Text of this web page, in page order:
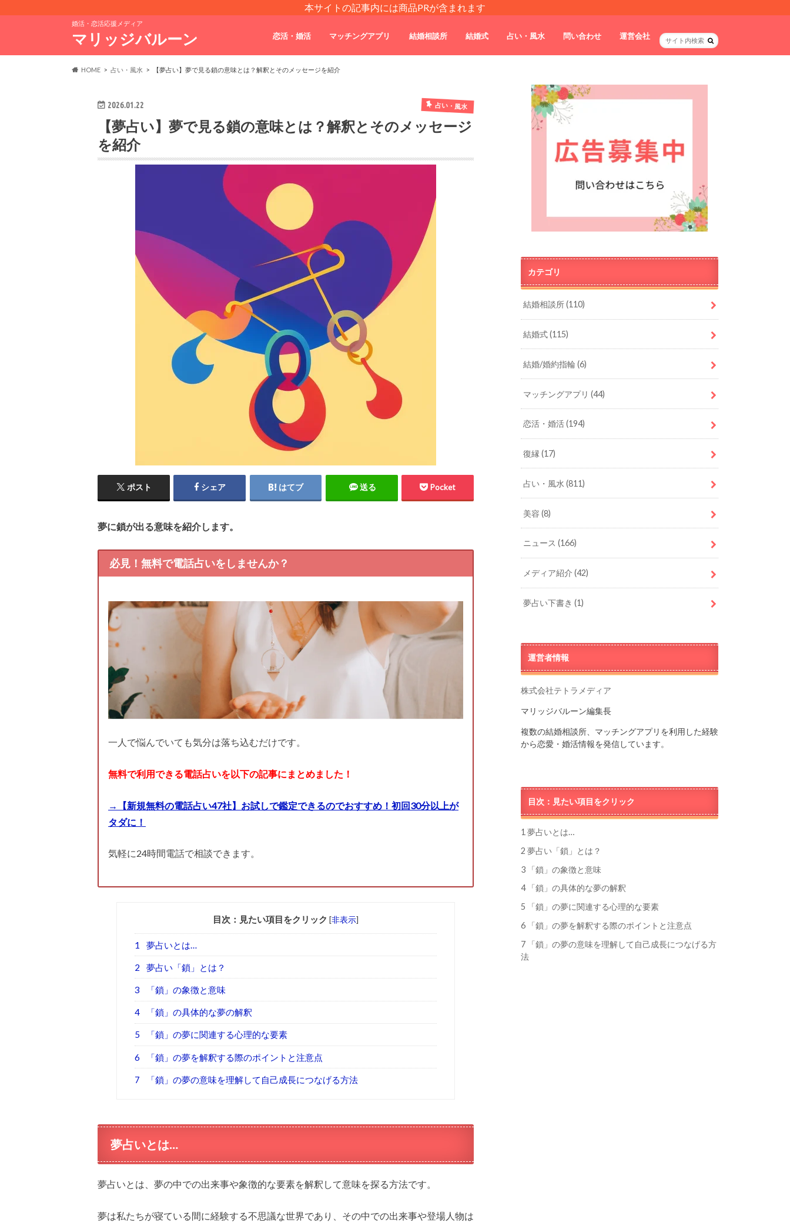
本サイトの記事内には商品PRが含まれます
婚活・恋活応援メディア
マリッジバルーン 恋活・婚活 マッチングアプリ 結婚相談所 結婚式 占い・風水 問い合わせ 運営会社
HOME 占い・風水 【夢占い】夢で見る鎖の意味とは？解釈とそのメッセージを紹介
2026.01.22 占い・風水
【夢占い】夢で見る鎖の意味とは？解釈とそのメッセージ
を紹介
ポスト シェア はてブ 送る Pocket
夢に鎖が出る意味を紹介します。
必見！無料で電話占いをしませんか？
一人で悩んでいても気分は落ち込むだけです。
無料で利用できる電話占いを以下の記事にまとめました！
→【新規無料の電話占い47社】お試しで鑑定できるのでおすすめ！初回30分以上が
タダに！
気軽に24時間電話で相談できます。
目次：見たい項目をクリック [非表示]
1 夢占いとは…
2 夢占い「鎖」とは？
3 「鎖」の象徴と意味
4 「鎖」の具体的な夢の解釈
5 「鎖」の夢に関連する心理的な要素
6 「鎖」の夢を解釈する際のポイントと注意点
7 「鎖」の夢の意味を理解して自己成長につなげる方法
夢占いとは…
夢占いとは、夢の中での出来事や象徴的な要素を解釈して意味を探る方法です。
夢は私たちが寝ている間に経験する不思議な世界であり、その中での出来事や登場人物は
カテゴリ
結婚相談所(110)
結婚式(115)
結婚/婚約指輪(6)
マッチングアプリ(44)
恋活・婚活(194)
復縁(17)
占い・風水(811)
美容(8)
ニュース(166)
メディア紹介(42)
夢占い下書き(1)
運営者情報
株式会社テトラメディア
マリッジバルーン編集長
複数の結婚相談所、マッチングアプリを利用した経験
から恋愛・婚活情報を発信しています。
目次：見たい項目をクリック
1 夢占いとは…
2 夢占い「鎖」とは？
3 「鎖」の象徴と意味
4「鎖」の具体的な夢の解釈
5 「鎖」の夢に関連する心理的な要素
6 「鎖」の夢を解釈する際のポイントと注意点
7 「鎖」の夢の意味を理解して自己成長につなげる方
法